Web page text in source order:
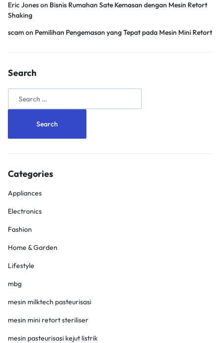
Eric Joneson Bisnis Rumahan Sate Kemasan dengan Mesin Retort
Shaking
scamon Pemilihan Pengemasan yang Tepat pada Mesin Mini Retort
Search
Categories
Appliances
Electronics
Fashion
Home & Garden
Lifestyle
mbg
mesin milktech pasteurisasi
mesin mini retort steriliser
mesin pasteurisasi kejut listrik